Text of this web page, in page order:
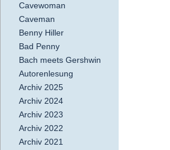
Cavewoman
Caveman
Benny Hiller
Bad Penny
Bach meets Gershwin
Autorenlesung
Archiv 2025
Archiv 2024
Archiv 2023
Archiv 2022
Archiv 2021